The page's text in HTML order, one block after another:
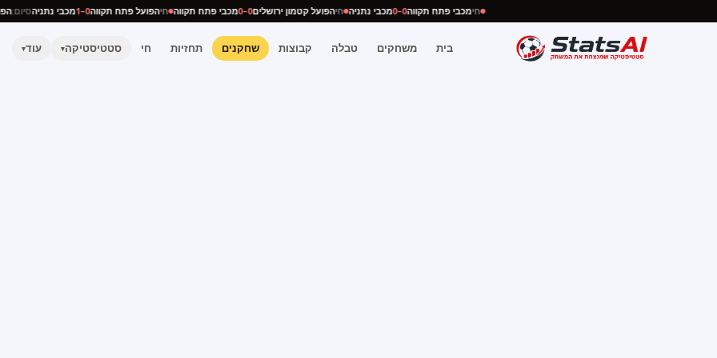
חימכבי פתח תקווה0–0 מכבי נתניה חיהפועל קטמון ירושלים0–0 מכבי פתח תקווה חיהפועל פתח תקווה0–1 מכבי נתניהסיום:
בית משחקים טבלה קבוצות שחקנים תחזיות חי סטטיסטיקה▾ עוד▾